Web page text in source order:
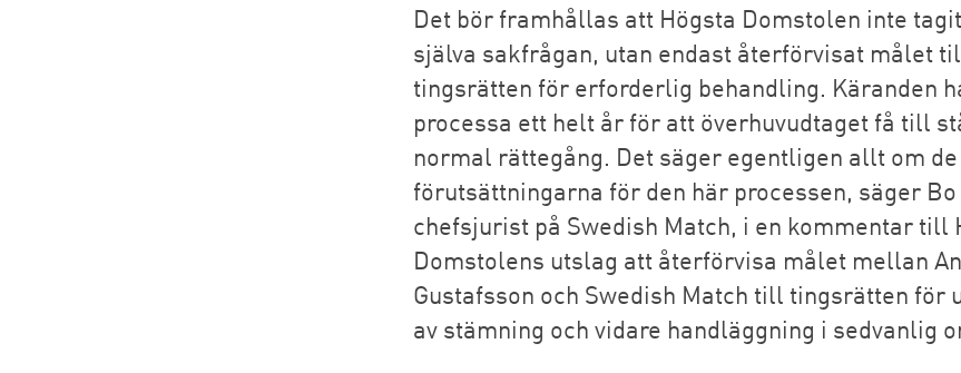
Det bör framhållas att Högsta Domstolen inte
själva sakfrågan, utan endast återförvisat målet
tingsrätten för erforderlig behandling. Käranden
processa ett helt år för att överhuvudtaget få till
normal rättegång. Det säger egentligen allt om
förutsättningarna för den här processen, säger
chefsjurist på Swedish Match, i en kommentar till
Domstolens utslag att återförvisa målet mellan
Gustafsson och Swedish Match till tingsrätten för
av stämning och vidare handläggning i sedvanlig